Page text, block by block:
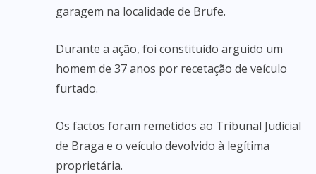
garagem na localidade de Brufe.
Durante a ação, foi constituído arguido um
homem de 37 anos por recetação de veículo
furtado.
Os factos foram remetidos ao Tribunal Judicial
de Braga e o veículo devolvido à legítima
proprietária.